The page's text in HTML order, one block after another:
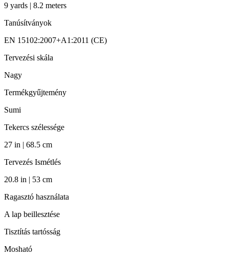
9 yards | 8.2 meters
Tanúsítványok
EN 15102:2007+A1:2011 (CE)
Tervezési skála
Nagy
Termékgyűjtemény
Sumi
Tekercs szélessége
27 in | 68.5 cm
Tervezés Ismétlés
20.8 in | 53 cm
Ragasztó használata
A lap beillesztése
Tisztítás tartósság
Mosható